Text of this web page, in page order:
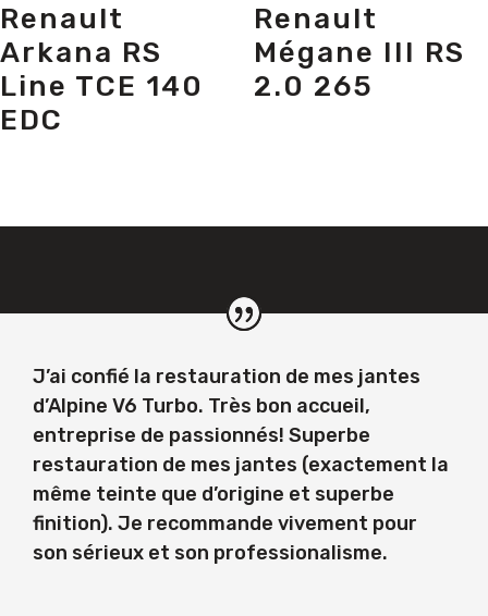
Renault
Arkana RS
Line TCE 140
EDC
Renault
Mégane III RS
2.0 265
J’ai confié la restauration de mes jantes
d’Alpine V6 Turbo. Très bon accueil,
entreprise de passionnés! Superbe
restauration de mes jantes (exactement la
même teinte que d’origine et superbe
finition). Je recommande vivement pour
son sérieux et son professionalisme.